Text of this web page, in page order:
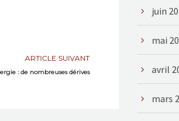
ARTICLE SUIVANT
: de nombreuses dérives
juin
mai
avril
mars